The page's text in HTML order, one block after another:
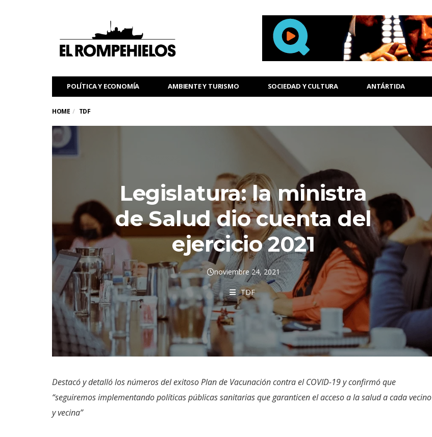
POLÍTICA Y ECONOMÍA AMBIENTE Y TURISMO SOCIEDAD Y CULTURA ANTÁRTIDA
HOME TDF
Legislatura: la ministra
de Salud dio cuenta del
ejercicio 2021
noviembre 24, 2021
TDF
Destacó y detalló los números del exitoso Plan de Vacunación contra el COVID-19 y confirmó que
“seguiremos implementando políticas públicas sanitarias que garanticen el acceso a la salud a cada vecino
y vecina”